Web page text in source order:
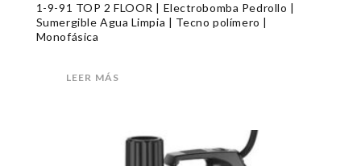
1-9-91 TOP 2 FLOOR | Electrobomba Pedrollo |
Sumergible Agua Limpia | Tecno polímero |
Monofásica
LEER MÁS